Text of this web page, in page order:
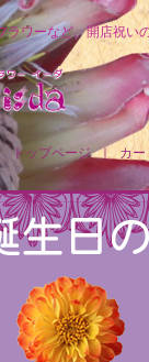
ワーなど、開店祝い
トップページ｜ カ